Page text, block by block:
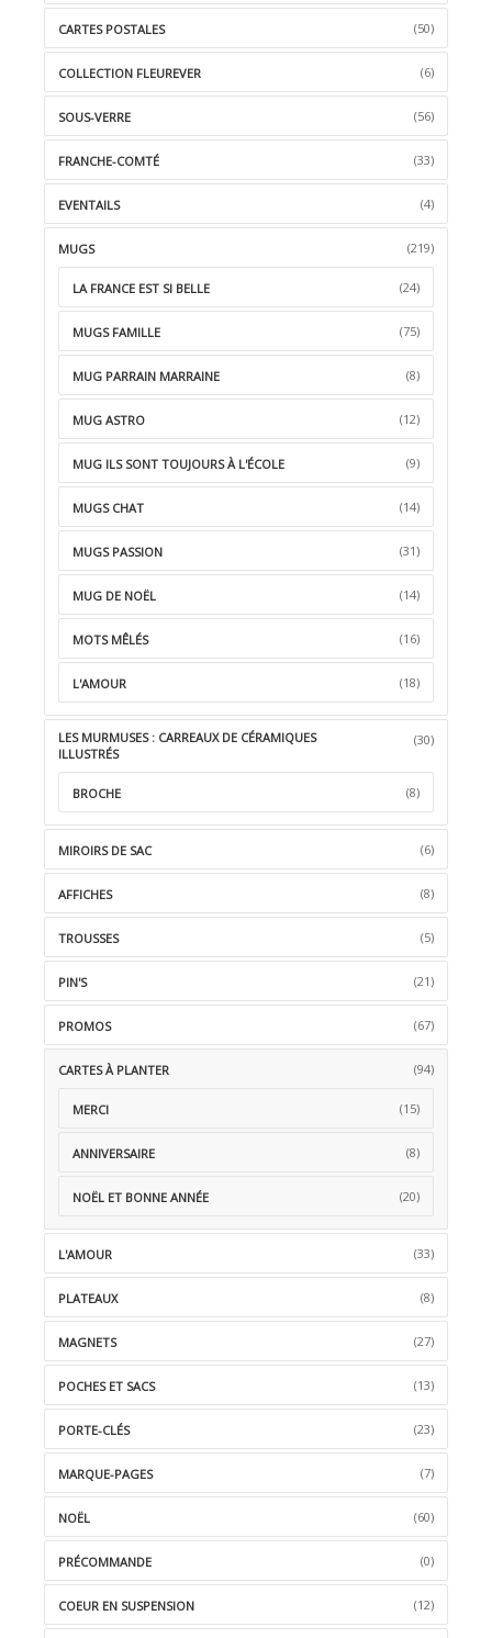
CARTES POSTALES (50)
COLLECTION FLEUREVER (6)
SOUS-VERRE (56)
FRANCHE-COMTÉ (33)
EVENTAILS (4)
MUGS (219)
LA FRANCE EST SI BELLE (24)
MUGS FAMILLE (75)
MUG PARRAIN MARRAINE (8)
MUG ASTRO (12)
MUG ILS SONT TOUJOURS À L'ÉCOLE (9)
MUGS CHAT (14)
MUGS PASSION (31)
MUG DE NOËL (14)
MOTS MÊLÉS (16)
L'AMOUR (18)
LES MURMUSES : CARREAUX DE CÉRAMIQUES
ILLUSTRÉS
(30)
BROCHE (8)
MIROIRS DE SAC (6)
AFFICHES (8)
TROUSSES (5)
PIN'S (21)
PROMOS (67)
CARTES À PLANTER (94)
MERCI (15)
ANNIVERSAIRE (8)
NOËL ET BONNE ANNÉE (20)
L'AMOUR (33)
PLATEAUX (8)
MAGNETS (27)
POCHES ET SACS (13)
PORTE-CLÉS (23)
MARQUE-PAGES (7)
NOËL (60)
PRÉCOMMANDE (0)
COEUR EN SUSPENSION (12)